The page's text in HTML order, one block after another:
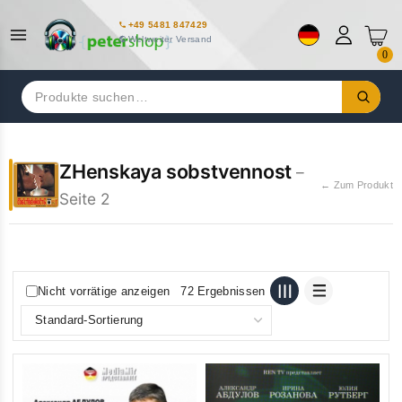
+49 5481 847429
Weltweiter Versand
0
Suchen
nach:
ZHenskaya sobstvennost –
Seite 2
← Zum Produkt
Nicht vorrätige anzeigen 72 Ergebnissen